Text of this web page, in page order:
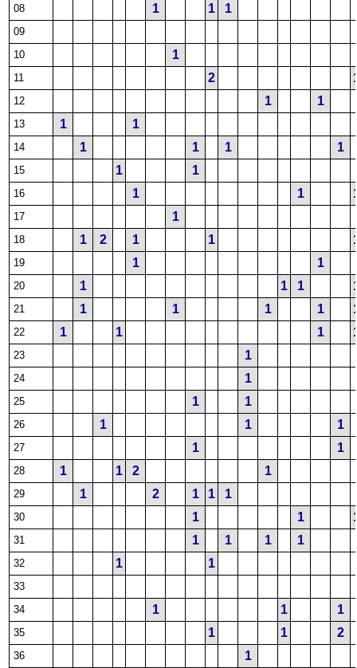
08 1 1 1
09
10
1
11 2
12 1 1
13 1 1
14 1 1 1 1
15 1 1
16 1 1
17 1
18 1 2 1 1
19 1 1
20 1 1 1
21 1 1 1 1
22 1 1 1
23 1
24 1
25 1 1
26 1 1 1
27 1 1
28 1 1 2 1
29 1 2 1 1 1
30 1 1
31 1 1 1 1
32 1 1
33
34
1 1 1
35 1 1 2
36 1